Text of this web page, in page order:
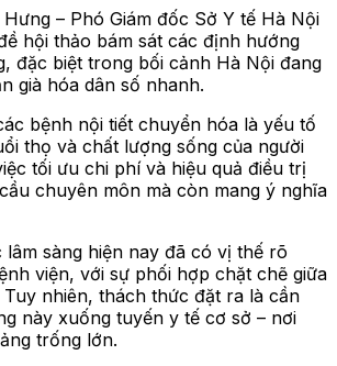
– Phó Giám đốc Sở Y tế Hà Nội
hội thảo bám sát các định hướng
đặc biệt trong bối cảnh Hà Nội đang
già hóa dân số nhanh.
bệnh nội tiết chuyển hóa là yếu tố
thọ và chất lượng sống của người
tối ưu chi phí và hiệu quả điều trị
chuyên môn mà còn mang ý nghĩa
sàng hiện nay đã có vị thế rõ
viện, với sự phối hợp chặt chẽ giữa
nhiên, thách thức đặt ra là cần
này xuống tuyến y tế cơ sở – nơi
trống lớn.